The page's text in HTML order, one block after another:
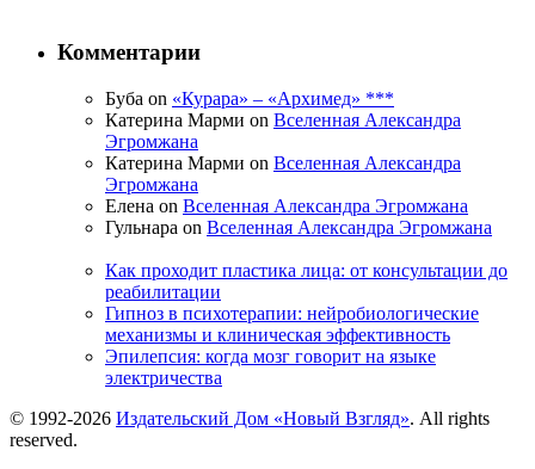
Комментарии
Буба on «Курара» – «Архимед» ***
Катерина Марми on Вселенная Александра
Эгромжана
Катерина Марми on Вселенная Александра
Эгромжана
Елена on Вселенная Александра Эгромжана
Гульнара on Вселенная Александра Эгромжана
Как проходит пластика лица: от консультации до
реабилитации
Гипноз в психотерапии: нейробиологические
механизмы и клиническая эффективность
Эпилепсия: когда мозг говорит на языке
электричества
© 1992-2026 Издательский Дом «Новый Взгляд». All rights
reserved.